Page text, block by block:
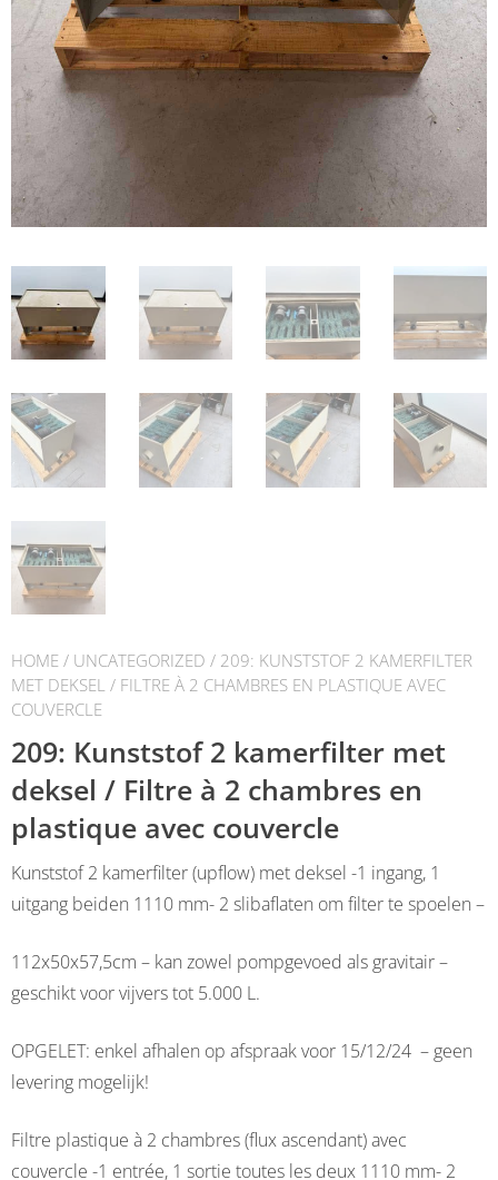
HOME / UNCATEGORIZED / 209: KUNSTSTOF 2 KAMERFILTER
MET DEKSEL / FILTRE À 2 CHAMBRES EN PLASTIQUE AVEC
COUVERCLE
209: Kunststof 2 kamerfilter met
deksel / Filtre à 2 chambres en
plastique avec couvercle
Kunststof 2 kamerfilter (upflow) met deksel -1 ingang, 1
uitgang beiden 1110 mm- 2 slibaflaten om filter te spoelen –
112x50x57,5cm – kan zowel pompgevoed als gravitair –
geschikt voor vijvers tot 5.000 L.
OPGELET: enkel afhalen op afspraak voor 15/12/24 – geen
levering mogelijk!
Filtre plastique à 2 chambres (flux ascendant) avec
couvercle -1 entrée, 1 sortie toutes les deux 1110 mm- 2